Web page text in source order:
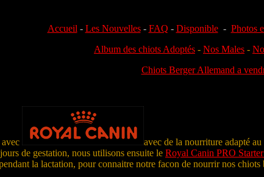
Accueil - Les Nouvelles- FAQ - Disponible- Photos
Album des chiots Adoptés - Nos Males -
Chiots Berger Allemand a
avec de la nourriture adapté
de gestation, nous utilisons ensuite le Royal Canin PRO
la lactation, pour connaitre notre facon de nourrir nos chiots